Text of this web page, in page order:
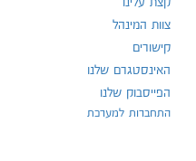
צוות המינהל
קישורים
האינסטגרם שלנו
הפייסבוק שלנו
התחברות למערכת